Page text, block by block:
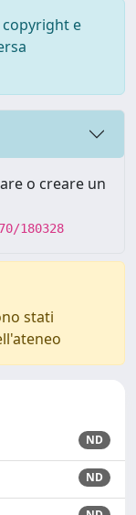
e
o creare un
180328
stati
ND
ND